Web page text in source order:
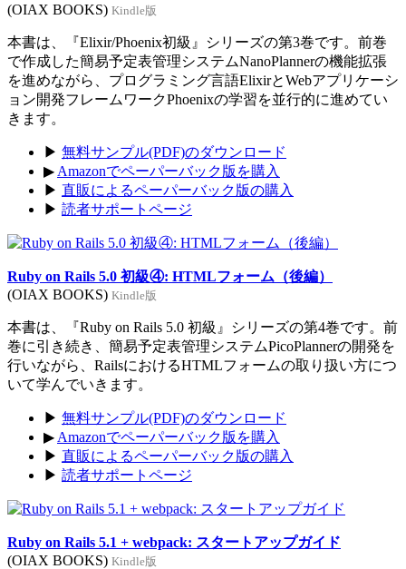
(OIAX BOOKS) Kindle版
本書は、『Elixir/Phoenix初級』シリーズの第3巻です。前巻
で作成した簡易予定表管理システムNanoPlannerの機能拡張
を進めながら、プログラミング言語ElixirとWebアプリケーシ
ョン開発フレームワークPhoenixの学習を並行的に進めてい
きます。
▶ 無料サンプル(PDF)のダウンロード
▶ Amazonでペーパーバック版を購入
▶ 直販によるペーパーバック版の購入
▶ 読者サポートページ
Ruby on Rails 5.0 初級④: HTMLフォーム（後編）
(OIAX BOOKS) Kindle版
本書は、『Ruby on Rails 5.0 初級』シリーズの第4巻です。前
巻に引き続き、簡易予定表管理システムPicoPlannerの開発を
行いながら、RailsにおけるHTMLフォームの取り扱い方につ
いて学んでいきます。
▶ 無料サンプル(PDF)のダウンロード
▶ Amazonでペーパーバック版を購入
▶ 直販によるペーパーバック版の購入
▶ 読者サポートページ
Ruby on Rails 5.1 + webpack: スタートアップガイド
(OIAX BOOKS) Kindle版